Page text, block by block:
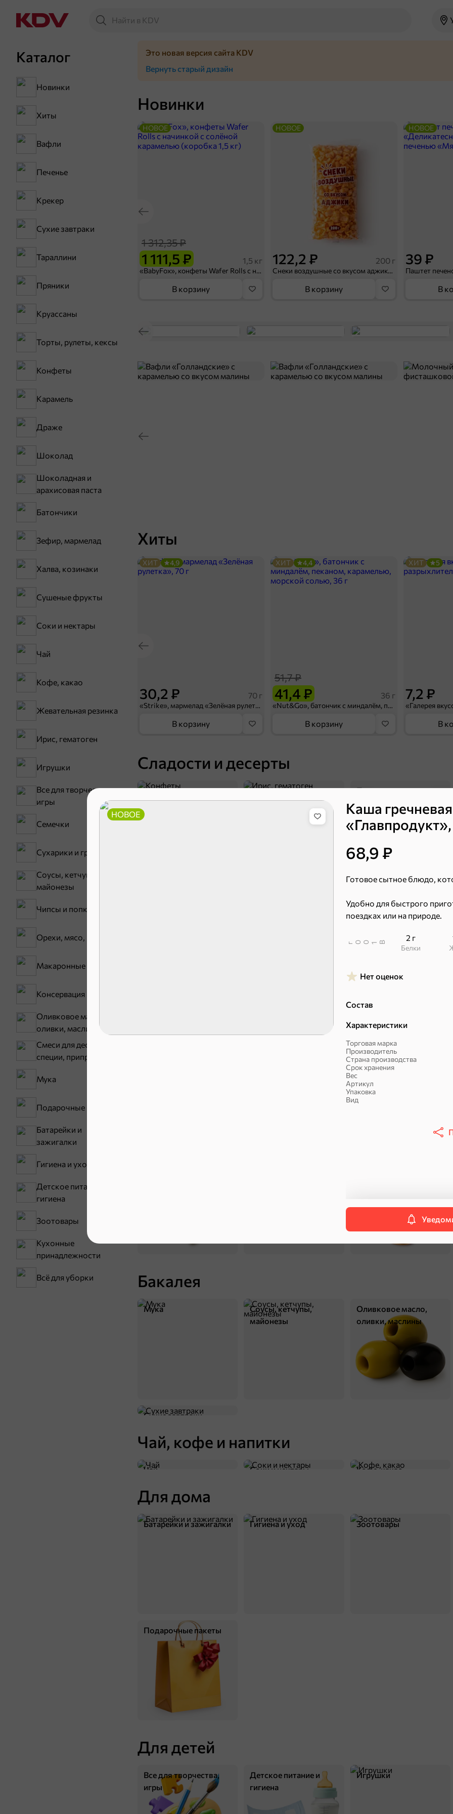
НОВОЕ
Каша
68,9 ₽
Готовое сытное блюдо,
Удобно для быстрого
поездках или на природе.
В
1 00
г
2 г
Белки
Нет оценок
Состав
Характеристики
Торговая марка
Производитель
Страна производства
Срок хранения
Вес
Артикул
Упаковка
Вид
Каталог
Новинки
Хиты
Вафли
Печенье
Крекер
Сухие завтраки
Тараллини
Пряники
Круассаны
Торты, рулеты, кексы
Конфеты
Карамель
Драже
Шоколад
Шоколадная и
арахисовая паста
Батончики
Зефир, мармелад
Халва, козинаки
Сушеные фрукты
Соки и нектары
Чай
Кофе, какао
Жевательная резинка
Ирис, гематоген
Игрушки
Все для творчества,
игры
Семечки
Сухарики и гренки
Соусы, кетчупы,
майонезы
Чипсы и попкорн
Орехи, мясо, рыба
Макаронные изделия
Консервация
Оливковое масло,
оливки, маслины
Смеси для десертов,
специи, приправы
Мука
Подарочные пакеты
Батарейки и
зажигалки
Гигиена и уход
Детское питание и
гигиена
Зоотовары
Кухонные
принадлежности
Всё для уборки
Новинки
1 312,35 ₽
1 111,5 ₽ 1,5 кг
«BabyFox», конфеты Wafer Rolls с начинкой с солёной карамелью (коробка 1,5 кг)
НОВОЕ
В корзину
122,2 ₽ 200 г
Снеки воздушные со вкусом аджики, 200 г
НОВОЕ
В корзину
39 ₽
НОВОЕ
В
Хиты
30,2 ₽ 70 г
«Strike», мармелад «Зелёная рулетка», 70 г
ХИТ 4,9
В корзину
51,7 ₽
41,4 ₽ 36 г
«Nut&Go», батончик с миндалём, пеканом, карамелью, морской солью, 36 г
ХИТ 4,4
В корзину
7,2 ₽
ХИТ 5
В
Сладости и десерты
Конфеты Ирис, гематоген Печенье
Круассаны
Бакалея
Мука
Соусы, кетчупы,
майонезы
Оливковое масло,
оливки, маслины
Сухие завтраки
Чай, кофе и напитки
Чай Соки и нектары Кофе, какао
Для дома
Батарейки и зажигалки Гигиена и уход Зоотовары
Подарочные пакеты
Для детей
Все для творчества,
игры
Детское питание и
гигиена
Игрушки
Это новая версия сайта KDV
Вернуть старый дизайн